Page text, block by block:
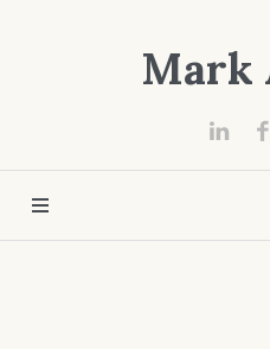
Mark